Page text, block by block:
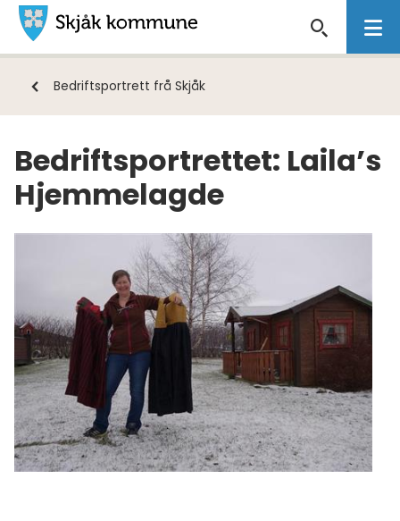
Skjåk
kommune
Du
Bedriftsportrett frå Skjåk
Bedriftsportrettet: Laila’s
Hjemmelagde